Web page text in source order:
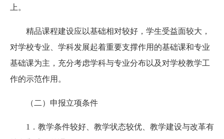
上。
精品课程建设应以基础相对较好，学生受益面较大，
对学校专业、学科发展起着重要支撑作用的基础课和专业
基础课为主，充分考虑学科与专业分布以及对学校教学工
作的示范作用。
（二）申报立项条件
1．教学条件较好、教学状态较优、教学建设与改革有